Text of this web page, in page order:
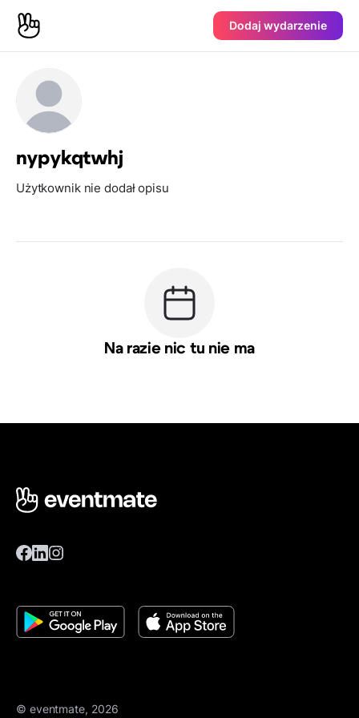
Dodaj wydarzenie
nypykqtwhj
Użytkownik nie dodał opisu
Na razie nic tu nie ma
© eventmate, 2026